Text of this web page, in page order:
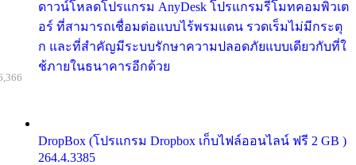
ดาวน์โหลดโปรแกรม AnyDesk โปรแกรมรีโมทคอมพิวเต
อร์ ที่สามารถเชื่อมต่อแบบไร้พรมแดน รวดเร็มไม่มีกระตุ
ก และที่สำคัญมีระบบรักษาความปลอดภัยแบบเดียวกับที่ใ
ช้ภายในธนาคารอีกด้วย
DropBox (โปรแกรม Dropbox เก็บไฟล์ออนไลน์ ฟรี 2 GB )
264.4.3385